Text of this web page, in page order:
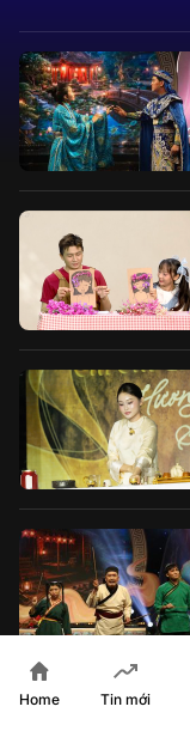
XEM THÊM
Home Tin mới